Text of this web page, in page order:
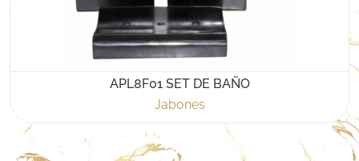
APL8F01 SET DE BAÑO
Jabones